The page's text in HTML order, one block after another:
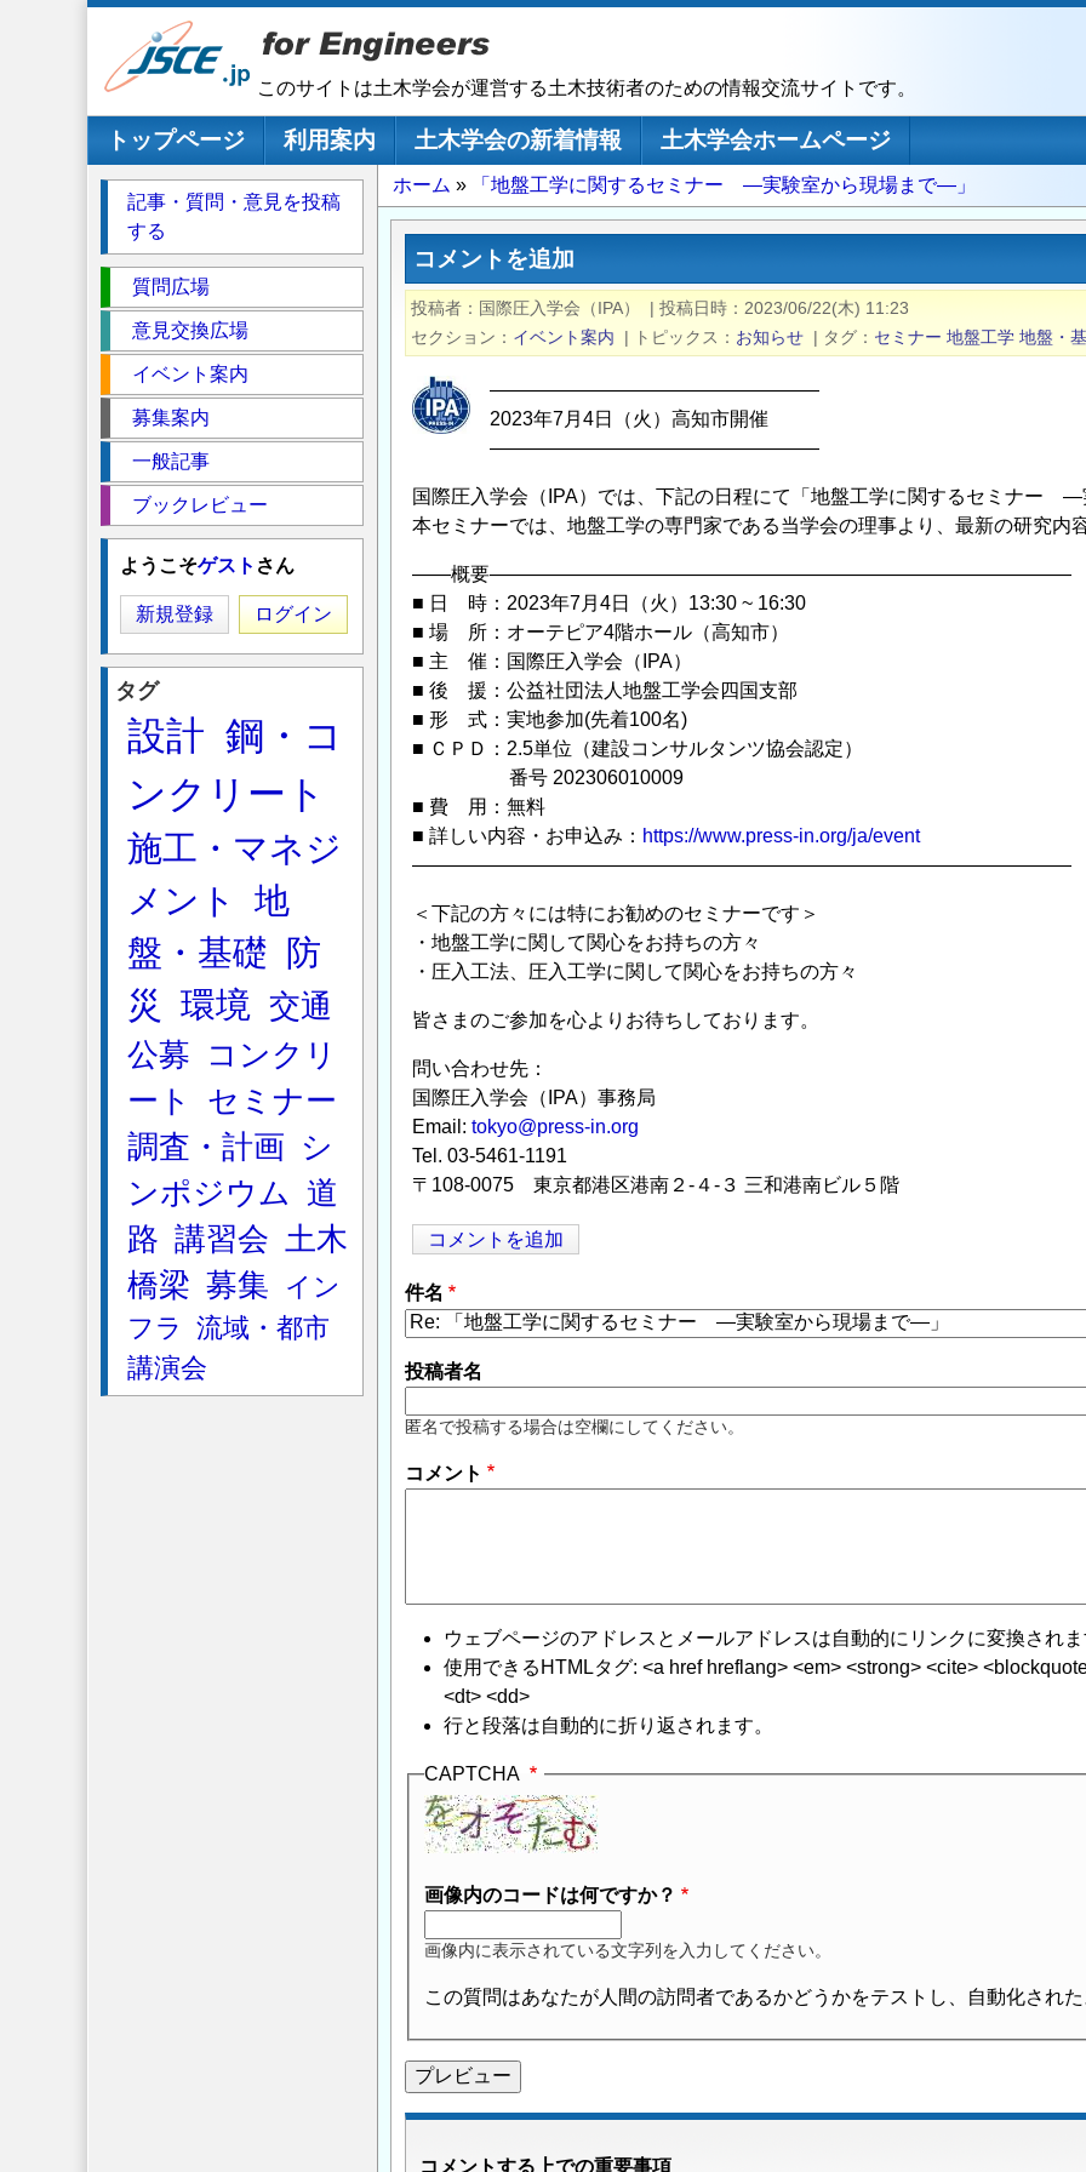
このサイトは土木学会が運営する土木技術者のための情報交流サイトです。
メインナビゲーション
トップページ 利用案内 土木学会の新着情報
土木学会ホームページ
パ
ン
ず
ホーム 「地盤工学に関するセミナー ―実験室から現場まで―」
コメントを追加
投稿者 国際圧入学会（IPA） | 投稿日時
2023/06/22(木) 11:23
セクション
イベント案内 | トピックス お知らせ | タグ セミナー 地盤工学 地盤・
―――――――――――――――――
2023年7月4日（火）高知市開催
―――――――――――――――――
国際圧入学会（IPA）では、下記の日程にて「地盤工学に関するセミナー
本セミナーでは、地盤工学の専門家である当学会の理事より、最新の研究内
——概要——————————————————————————————
■ 日 時：2023年7月4日（火）13:30 ~ 16:30
■ 場 所：オーテピア4階ホール（高知市）
■ 主 催：国際圧入学会（IPA）
■ 後 援：公益社団法人地盤工学会四国支部
■ 形 式：実地参加(先着100名)
■ ＣＰＤ：2.5単位（建設コンサルタンツ協会認定）
番号 202306010009
■ 費 用：無料
■ 詳しい内容・お申込み： https://www.press-in.org/ja/event
——————————————————————————————————
＜下記の方々には特にお勧めのセミナーです＞
・地盤工学に関して関心をお持ちの方々
・圧入工法、圧入工学に関して関心をお持ちの方々
皆さまのご参加を心よりお待ちしております。
問い合わせ先：
国際圧入学会（IPA）事務局
Email: tokyo@press-in.org
Tel. 03-5461-1191
〒108-0075 東京都港区港南２-４-３ 三和港南ビル５階
コメントを追加
件名
投稿者名
匿名で投稿する場合は空欄にしてください。
コメント
ウェブページのアドレスとメールアドレスは自動的にリンクに変換されま
使用できるHTMLタグ: <a href hreflang> <em> <strong> <cite>
<dt> <dd>
行と段落は自動的に折り返されます。
CAPTCHA
画像内のコードは何ですか？
画像内に表示されている文字列を入力してください。
この質問はあなたが人間の訪問者であるかどうかをテストし、自動化され
コメントする上での重要事項
記事・質問・意見を投稿
する
ク
シ
質問広場
意見交換広場
イベント案内
募集案内
一般記事
ブックレビュー
ようこそゲスト さん
新規登録 ログイン
タグ
設計 鋼・コ
ンクリート
施工・マネジ
メント
地
盤・基礎
防
災
環境 交通
公募
コンクリ
ート
セミナー
調査・計画
シ
ンポジウム 道
路 講習会 土木
橋梁 募集
イン
フラ
流域・都市
講演会